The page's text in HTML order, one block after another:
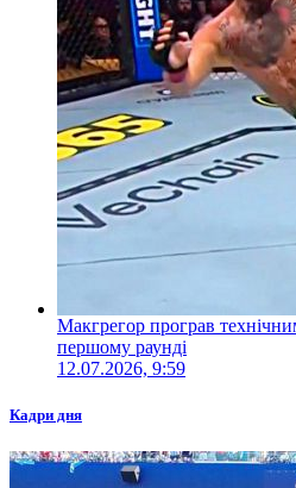
Макгрегор програв
першому раунді
12.07.2026, 9:59
Кадри дня